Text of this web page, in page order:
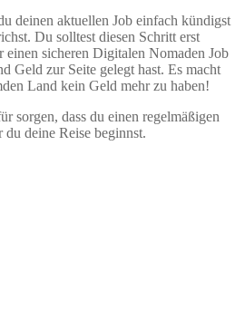
deinen aktuellen Job einfach kündigst
Du solltest diesen Schritt erst
einen sicheren Digitalen Nomaden Job
Geld zur Seite gelegt hast. Es macht
Land kein Geld mehr zu haben!
sorgen, dass du einen regelmäßigen
deine Reise beginnst.